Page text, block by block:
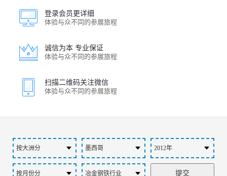
登录会员更详细
体验与众不同的参展旅程
诚信为本 专业保证
体验与众不同的参展旅程
扫描二维码关注微信
体验与众不同的参展旅程